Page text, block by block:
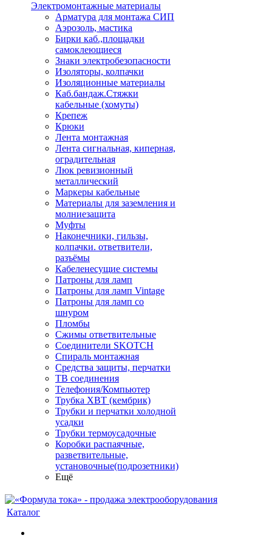
Электромонтажные материалы
Арматура для монтажа СИП
Аэрозоль, мастика
Бирки каб.,площадки
самоклеющиеся
Знаки электробезопасности
Изоляторы, колпачки
Изоляционные материалы
Каб.бандаж.Стяжки
кабельные (хомуты)
Крепеж
Крюки
Лента монтажная
Лента сигнальная, киперная,
оградительная
Люк ревизионный
металлический
Маркеры кабельные
Материалы для заземления и
молниезащита
Муфты
Наконечники, гильзы,
колпачки. ответвители,
разъёмы
Кабеленесущие системы
Патроны для ламп
Патроны для ламп Vintage
Патроны для ламп со
шнуром
Пломбы
Сжимы ответвительные
Соединители SKOTCH
Спираль монтажная
Средства защиты, перчатки
ТВ соединения
Телефония/Компьютер
Трубка ХВТ (кембрик)
Трубки и перчатки холодной
усадки
Трубки термоусадочные
Коробки распаячные,
разветвительные,
установочные(подрозетники)
Ещё
Каталог